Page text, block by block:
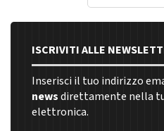
ISCRIVITI ALLE
Inserisci il tuo indirizzo
newsdirettamente nella
elettronica.